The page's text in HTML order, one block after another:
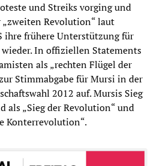
und Streiks vorging und
Revolution“ laut
ihre frühere Unterstützung für
In offiziellen Statements
als „rechten Flügel der
Stimmabgabe für Mursi in der
2012 auf. Mursis Sieg
als „Sieg der Revolution“ und
Konterrevolution“.